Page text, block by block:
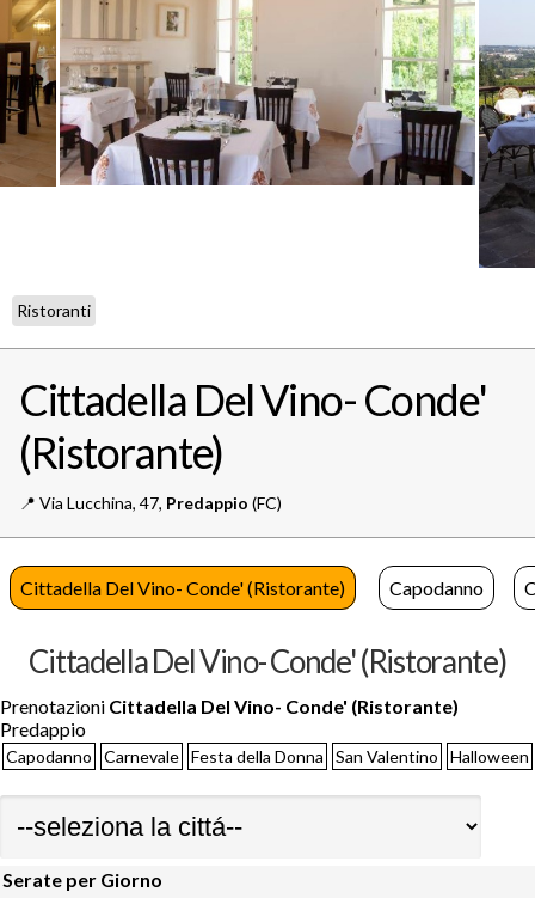
Ristoranti
Cittadella Del Vino- Conde'
(Ristorante)
📍️ Via Lucchina, 47, Predappio (FC)
Cittadella Del Vino- Conde' (Ristorante) Capodanno
Cittadella Del Vino- Conde' (Ristorante)
Prenotazioni Cittadella Del Vino- Conde' (Ristorante)
Predappio
Capodanno Carnevale Festa della Donna San Valentino Halloween
Serate per Giorno